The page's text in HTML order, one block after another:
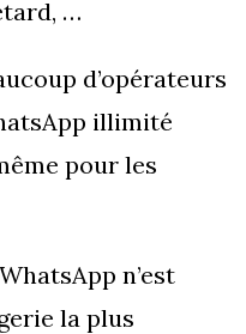
…
d’opérateurs
illimité
pour les
n’est
la plus